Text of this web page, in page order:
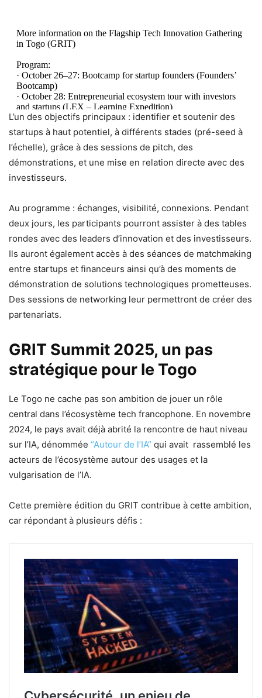
More information on the Flagship Tech Innovation Gathering
in Togo (GRIT)
Program:
· October 26–27: Bootcamp for startup founders (Founders’
Bootcamp)
· October 28: Entrepreneurial ecosystem tour with investors
and startups (LEX – Learning Expedition)
· October 29:…pic.twitter.com/HVPZLzqBIM
— Ministère de l'Economie Numérique 🇹🇬
(@NumeriqueTG)
September 17, 2025
L’un des objectifs principaux : identifier et soutenir des
startups à haut potentiel, à différents stades (pré-seed à
l’échelle), grâce à des sessions de pitch, des
démonstrations, et une mise en relation directe avec des
investisseurs.
Au programme : échanges, visibilité, connexions. Pendant
deux jours, les participants pourront assister à des tables
rondes avec des leaders d’innovation et des investisseurs.
Ils auront également accès à des séances de matchmaking
entre startups et financeurs ainsi qu’à des moments de
démonstration de solutions technologiques prometteuses.
Des sessions de networking leur permettront de créer des
partenariats.
GRIT Summit 2025, un pas
stratégique pour le Togo
Le Togo ne cache pas son ambition de jouer un rôle
central dans l’écosystème tech francophone. En novembre
2024, le pays avait déjà abrité la rencontre de haut niveau
sur l’IA, dénommée “Autour de l’IA” qui avait rassemblé les
acteurs de l’écosystème autour des usages et la
vulgarisation de l’IA.
Cette première édition du GRIT contribue à cette ambition,
car répondant à plusieurs défis :